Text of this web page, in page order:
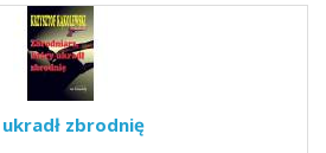
zbrodnię